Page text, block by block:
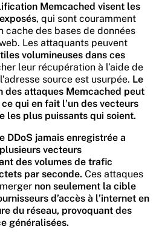
Memcached visent les
, qui sont couramment
cache des bases de données
Les attaquants peuvent
volumineuses dans ces
leur récupération à l’aide de
source est usurpée. Le
des attaques Memcached peut
qui en fait l’un des vecteurs
les plus puissants qui soient.
DDoS jamais enregistrée a
vecteurs
des volumes de trafic
par seconde. Ces attaques
non seulement la cible
d’accès à l’internet en
du réseau, provoquant des
généralisées.